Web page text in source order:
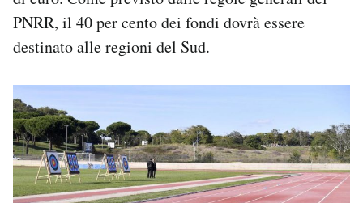
PNRR, il 40 per cento dei fondi dovrà essere
destinato alle regioni del Sud.